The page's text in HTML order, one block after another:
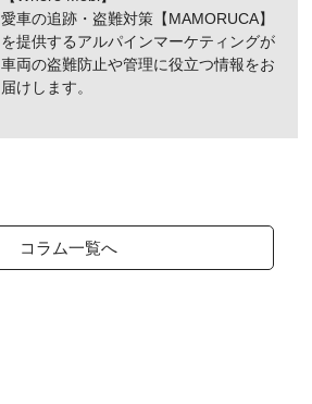
愛車の追跡・盗難対策【MAMORUCA】
を提供するアルパインマーケティングが
車両の盗難防止や管理に役立つ情報をお
届けします。
コラム一覧へ